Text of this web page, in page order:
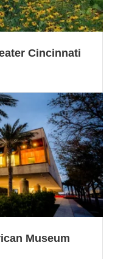
Cincinnati
Museum